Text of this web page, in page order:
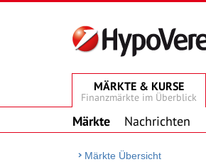
MÄRKTE & KURSE
Finanzmärkte im Überblick
Märkte Nachrichten
Märkte Übersicht